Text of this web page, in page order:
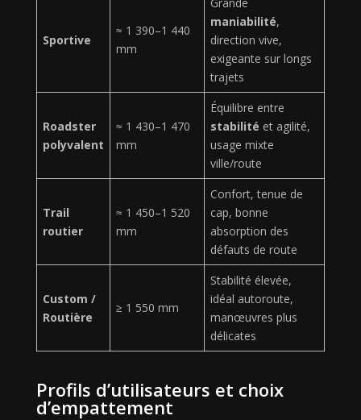
Sportive
≈ 1 390–1 440
mm
maniabilité,
direction vive,
exigeante sur longs
trajets
Roadster
polyvalent
≈ 1 430–1 470
mm
Équilibre entre
stabilité et agilité,
usage mixte
ville/route
Trail
routier
≈ 1 450–1 520
mm
Confort, tenue de
cap, bonne
absorption des
défauts de route
Custom /
Routière
≥ 1 550 mm
Stabilité élevée,
idéal autoroute,
manœuvres plus
délicates
Profils d’utilisateurs et choix
d’empattement